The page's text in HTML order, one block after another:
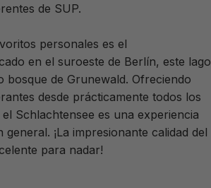
de SUP.
personales es el
en el suroeste de Berlín, este lago
bosque de Grunewald. Ofreciendo
desde prácticamente todos los
Schlachtensee es una experiencia
¡La impresionante calidad del
para nadar!